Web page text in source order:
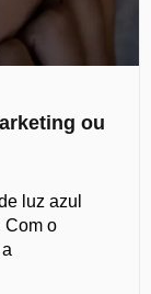
ou
luz azul
Com o